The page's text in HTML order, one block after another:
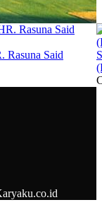
Rasuna Said